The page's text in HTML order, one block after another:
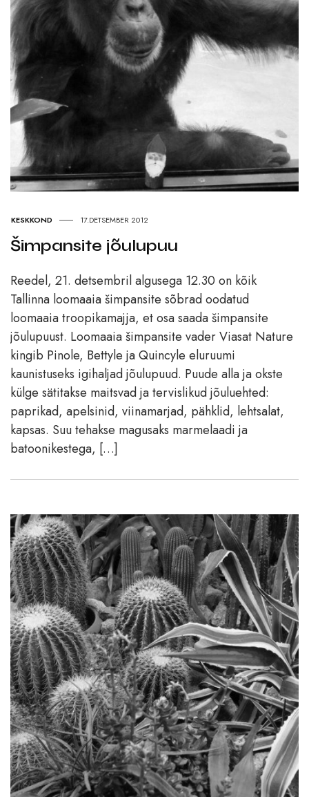
KESKKOND 17.DETSEMBER 2012
Šimpansite jõulupuu
Reedel, 21. detsembril algusega 12.30 on kõik
Tallinna loomaaia šimpansite sõbrad oodatud
loomaaia troopikamajja, et osa saada šimpansite
jõulupuust. Loomaaia šimpansite vader Viasat Nature
kingib Pinole, Bettyle ja Quincyle eluruumi
kaunistuseks igihaljad jõulupuud. Puude alla ja okste
külge sätitakse maitsvad ja tervislikud jõuluehted:
paprikad, apelsinid, viinamarjad, pähklid, lehtsalat,
kapsas. Suu tehakse magusaks marmelaadi ja
batoonikestega, […]